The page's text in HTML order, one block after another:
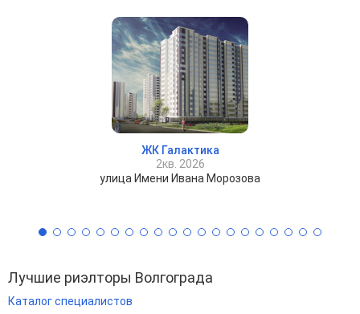
ЖК Галактика
2кв. 2026
улица Имени Ивана Морозова
Лучшие риэлторы Волгограда
Каталог специалистов